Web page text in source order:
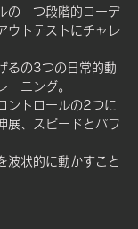
の一つ段階的ローデ
ウトテストにチャレ
るの3つの日常的動
ーニング。
ントロールの2つに
展、スピードとパワ
波状的に動かすこと